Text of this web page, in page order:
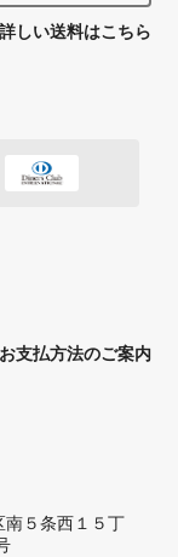
詳しい送料はこちら
支払方法のご案内
南５条西１５丁